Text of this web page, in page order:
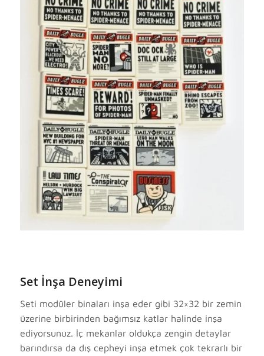
Set İnşa Deneyimi
Seti modüler binaları inşa eder gibi 32×32 bir zemin
üzerine birbirinden bağımsız katlar halinde inşa
ediyorsunuz. İç mekanlar oldukça zengin detaylar
barındırsa da dış cepheyi inşa etmek çok tekrarlı bir